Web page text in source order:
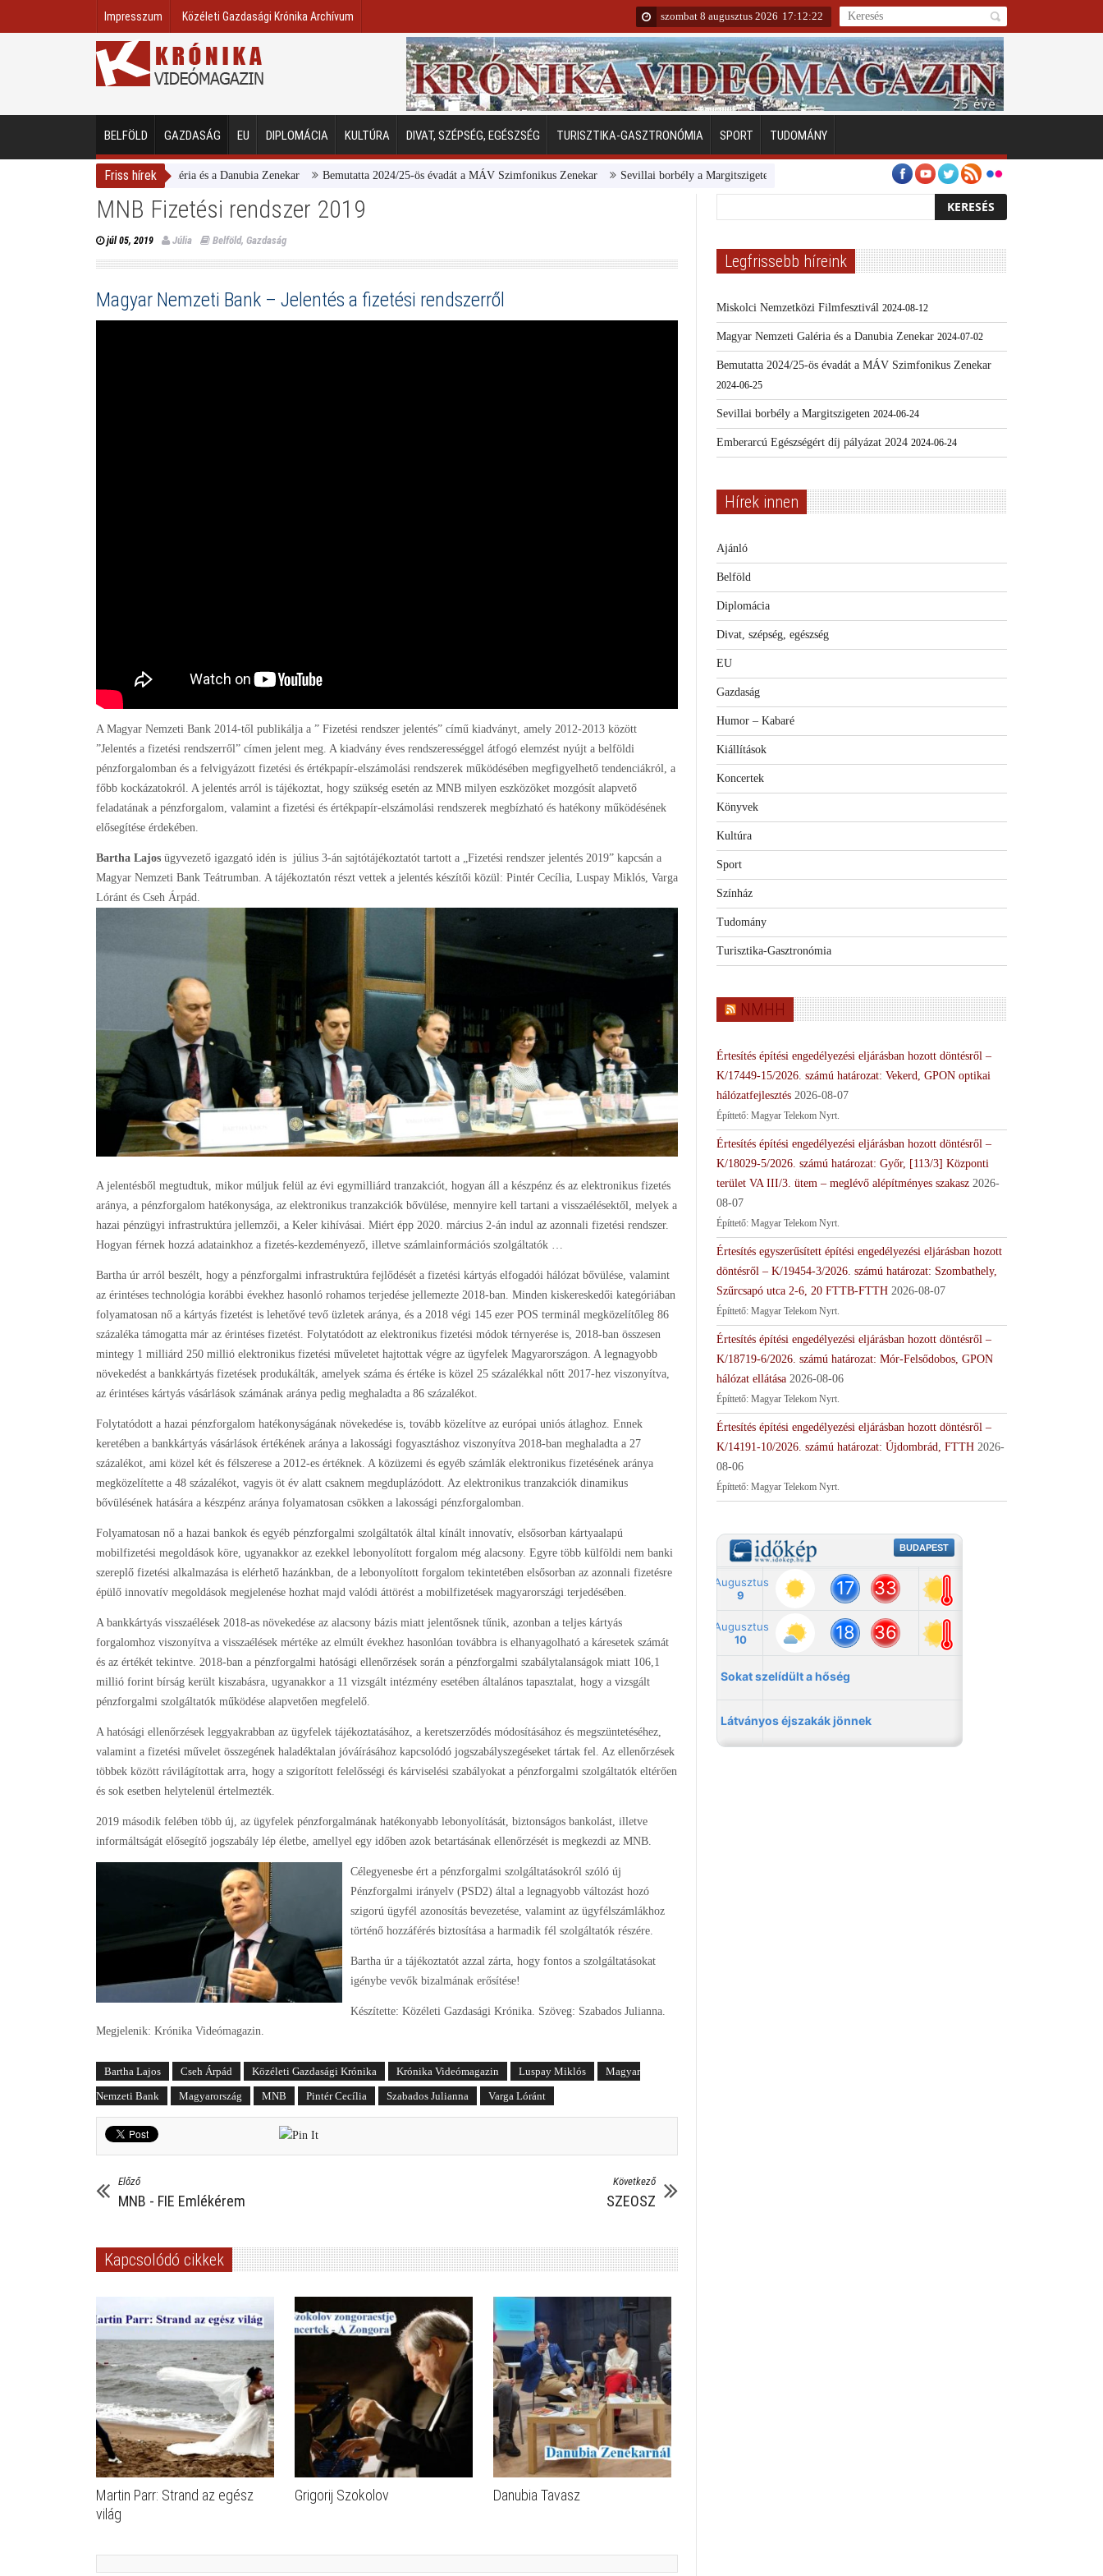
Impresszum Közéleti Gazdasági Krónika Archívum szombat 8 augusztus 2026 17:12:23
BELFÖLD GAZDASÁG EU DIPLOMÁCIA KULTÚRA DIVAT, SZÉPSÉG, EGÉSZSÉG TURISZTIKA-GASZTRONÓMIA SPORT TUDOMÁNY
Friss hírek
Magyar Nemzeti Galéria és a Danubia Zenekar Bemutatta 2024/25-ös évadát a MÁV Szimfonikus Zenekar Sevillai borbély a Margitszigeten Emberarcú Egészségért díj pályázat 2024 Kertész/Kópiák
MNB Fizetési rendszer 2019
júl 05, 2019 Júlia Belföld, Gazdaság
Magyar Nemzeti Bank – Jelentés a fizetési rendszerről
A Magyar Nemzeti Bank 2014-től publikálja a ” Fizetési rendszer jelentés” című kiadványt, amely 2012-2013 között
”Jelentés a fizetési rendszerről” címen jelent meg. A kiadvány éves rendszerességgel átfogó elemzést nyújt a belföldi
pénzforgalomban és a felvigyázott fizetési és értékpapír-elszámolási rendszerek működésében megfigyelhető tendenciákról, a
főbb kockázatokról. A jelentés arról is tájékoztat, hogy szükség esetén az MNB milyen eszközöket mozgósít alapvető
feladatának a pénzforgalom, valamint a fizetési és értékpapír-elszámolási rendszerek megbízható és hatékony működésének
elősegítése érdekében.
Bartha Lajos ügyvezető igazgató idén is július 3-án sajtótájékoztatót tartott a „Fizetési rendszer jelentés 2019” kapcsán a
Magyar Nemzeti Bank Teátrumban. A tájékoztatón részt vettek a jelentés készítői közül: Pintér Cecília, Luspay Miklós, Varga
Lóránt és Cseh Árpád.
A jelentésből megtudtuk, mikor múljuk felül az évi egymilliárd tranzakciót, hogyan áll a készpénz és az elektronikus fizetés
aránya, a pénzforgalom hatékonysága, az elektronikus tranzakciók bővülése, mennyire kell tartani a visszaélésektől, melyek a
hazai pénzügyi infrastruktúra jellemzői, a Keler kihívásai. Miért épp 2020. március 2-án indul az azonnali fizetési rendszer.
Hogyan férnek hozzá adatainkhoz a fizetés-kezdeményező, illetve számlainformációs szolgáltatók …
Bartha úr arról beszélt, hogy a pénzforgalmi infrastruktúra fejlődését a fizetési kártyás elfogadói hálózat bővülése, valamint
az érintéses technológia korábbi évekhez hasonló rohamos terjedése jellemezte 2018-ban. Minden kiskereskedői kategóriában
folyamatosan nő a kártyás fizetést is lehetővé tevő üzletek aránya, és a 2018 végi 145 ezer POS terminál megközelítőleg 86
százaléka támogatta már az érintéses fizetést. Folytatódott az elektronikus fizetési módok térnyerése is, 2018-ban összesen
mintegy 1 milliárd 250 millió elektronikus fizetési műveletet hajtottak végre az ügyfelek Magyarországon. A legnagyobb
növekedést a bankkártyás fizetések produkálták, amelyek száma és értéke is közel 25 százalékkal nőtt 2017-hez viszonyítva,
az érintéses kártyás vásárlások számának aránya pedig meghaladta a 86 százalékot.
Folytatódott a hazai pénzforgalom hatékonyságának növekedése is, tovább közelítve az európai uniós átlaghoz. Ennek
keretében a bankkártyás vásárlások értékének aránya a lakossági fogyasztáshoz viszonyítva 2018-ban meghaladta a 27
százalékot, ami közel két és félszerese a 2012-es értéknek. A közüzemi és egyéb számlák elektronikus fizetésének aránya
megközelítette a 48 százalékot, vagyis öt év alatt csaknem megduplázódott. Az elektronikus tranzakciók dinamikus
bővülésének hatására a készpénz aránya folyamatosan csökken a lakossági pénzforgalomban.
Folyamatosan nő a hazai bankok és egyéb pénzforgalmi szolgáltatók által kínált innovatív, elsősorban kártyaalapú
mobilfizetési megoldások köre, ugyanakkor az ezekkel lebonyolított forgalom még alacsony. Egyre több külföldi nem banki
szereplő fizetési alkalmazása is elérhető hazánkban, de a lebonyolított forgalom tekintetében elsősorban az azonnali fizetésre
épülő innovatív megoldások megjelenése hozhat majd valódi áttörést a mobilfizetések magyarországi terjedésében.
A bankkártyás visszaélések 2018-as növekedése az alacsony bázis miatt jelentősnek tűnik, azonban a teljes kártyás
forgalomhoz viszonyítva a visszaélések mértéke az elmúlt évekhez hasonlóan továbbra is elhanyagolható a káresetek számát
és az értékét tekintve. 2018-ban a pénzforgalmi hatósági ellenőrzések során a pénzforgalmi szabálytalanságok miatt 106,1
millió forint bírság került kiszabásra, ugyanakkor a 11 vizsgált intézmény esetében általános tapasztalat, hogy a vizsgált
pénzforgalmi szolgáltatók működése alapvetően megfelelő.
A hatósági ellenőrzések leggyakrabban az ügyfelek tájékoztatásához, a keretszerződés módosításához és megszüntetéséhez,
valamint a fizetési művelet összegének haladéktalan jóváírásához kapcsolódó jogszabályszegéseket tártak fel. Az ellenőrzések
többek között rávilágítottak arra, hogy a szigorított felelősségi és kárviselési szabályokat a pénzforgalmi szolgáltatók eltérően
és sok esetben helytelenül értelmezték.
2019 második felében több új, az ügyfelek pénzforgalmának hatékonyabb lebonyolítását, biztonságos bankolást, illetve
informáltságát elősegítő jogszabály lép életbe, amellyel egy időben azok betartásának ellenőrzését is megkezdi az MNB.
Célegyenesbe ért a pénzforgalmi szolgáltatásokról szóló új
Pénzforgalmi irányelv (PSD2) által a legnagyobb változást hozó
szigorú ügyfél azonosítás bevezetése, valamint az ügyfélszámlákhoz
történő hozzáférés biztosítása a harmadik fél szolgáltatók részére.
Bartha úr a tájékoztatót azzal zárta, hogy fontos a szolgáltatásokat
igénybe vevők bizalmának erősítése!
Készítette: Közéleti Gazdasági Krónika. Szöveg: Szabados Julianna.
Megjelenik: Krónika Videómagazin.
Bartha Lajos Cseh Árpád Közéleti Gazdasági Krónika Krónika Videómagazin Luspay Miklós
Magyar
Nemzeti Bank
Magyarország MNB Pintér Cecília Szabados Julianna Varga Lóránt
Előző
MNB - FIE Emlékérem
Következő
SZEOSZ
Kapcsolódó cikkek
Martin Parr: Strand az egész
világ
Grigorij Szokolov Danubia Tavasz
Legfrissebb híreink
Miskolci Nemzetközi Filmfesztivál 2024-08-12
Magyar Nemzeti Galéria és a Danubia Zenekar 2024-07-02
Bemutatta 2024/25-ös évadát a MÁV Szimfonikus Zenekar
2024-06-25
Sevillai borbély a Margitszigeten 2024-06-24
Emberarcú Egészségért díj pályázat 2024 2024-06-24
Hírek innen
Ajánló
Belföld
Diplomácia
Divat, szépség, egészség
EU
Gazdaság
Humor – Kabaré
Kiállítások
Koncertek
Könyvek
Kultúra
Sport
Színház
Tudomány
Turisztika-Gasztronómia
NMHH
Értesítés építési engedélyezési eljárásban hozott döntésről –
K/17449-15/2026. számú határozat: Vekerd, GPON optikai
hálózatfejlesztés 2026-08-07
Építtető: Magyar Telekom Nyrt.
Értesítés építési engedélyezési eljárásban hozott döntésről –
K/18029-5/2026. számú határozat: Győr, [113/3] Központi
terület VA III/3. ütem – meglévő alépítményes szakasz 2026-
08-07
Építtető: Magyar Telekom Nyrt.
Értesítés egyszerűsített építési engedélyezési eljárásban hozott
döntésről – K/19454-3/2026. számú határozat: Szombathely,
Szűrcsapó utca 2-6, 20 FTTB-FTTH 2026-08-07
Építtető: Magyar Telekom Nyrt.
Értesítés építési engedélyezési eljárásban hozott döntésről –
K/18719-6/2026. számú határozat: Mór-Felsődobos, GPON
hálózat ellátása 2026-08-06
Építtető: Magyar Telekom Nyrt.
Értesítés építési engedélyezési eljárásban hozott döntésről –
K/14191-10/2026. számú határozat: Újdombrád, FTTH 2026-
08-06
Építtető: Magyar Telekom Nyrt.